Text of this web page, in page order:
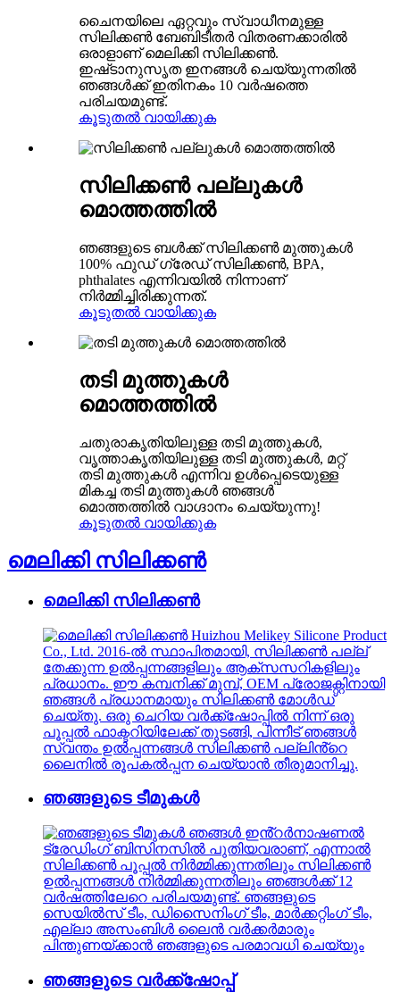
ചൈനയിലെ ഏറ്റവും സ്വാധീനമുള്ള
സിലിക്കൺ ബേബിടീതർ വിതരണക്കാരിൽ
ഒരാളാണ് മെലിക്കി സിലിക്കൺ.
ഇഷ്‌ടാനുസൃത ഇനങ്ങൾ ചെയ്യുന്നതിൽ
ഞങ്ങൾക്ക് ഇതിനകം 10 വർഷത്തെ
പരിചയമുണ്ട്.
കൂടുതൽ വായിക്കുക
സിലിക്കൺ പല്ലുകൾ
മൊത്തത്തിൽ
ഞങ്ങളുടെ ബൾക്ക് സിലിക്കൺ മുത്തുകൾ
100% ഫുഡ് ഗ്രേഡ് സിലിക്കൺ, BPA,
phthalates എന്നിവയിൽ നിന്നാണ്
നിർമ്മിച്ചിരിക്കുന്നത്.
കൂടുതൽ വായിക്കുക
തടി മുത്തുകൾ
മൊത്തത്തിൽ
ചതുരാകൃതിയിലുള്ള തടി മുത്തുകൾ,
വൃത്താകൃതിയിലുള്ള തടി മുത്തുകൾ, മറ്റ്
തടി മുത്തുകൾ എന്നിവ ഉൾപ്പെടെയുള്ള
മികച്ച തടി മുത്തുകൾ ഞങ്ങൾ
മൊത്തത്തിൽ വാഗ്ദാനം ചെയ്യുന്നു!
കൂടുതൽ വായിക്കുക
മെലിക്കി സിലിക്കൺ
മെലിക്കി സിലിക്കൺ
Huizhou Melikey Silicone Product
Co., Ltd. 2016-ൽ സ്ഥാപിതമായി, സിലിക്കൺ പല്ല്
തേക്കുന്ന ഉൽപ്പന്നങ്ങളിലും ആക്സസറികളിലും
പ്രധാനം. ഈ കമ്പനിക്ക് മുമ്പ്, OEM പ്രോജക്റ്റിനായി
ഞങ്ങൾ പ്രധാനമായും സിലിക്കൺ മോൾഡ്
ചെയ്തു. ഒരു ചെറിയ വർക്ക്‌ഷോപ്പിൽ നിന്ന് ഒരു
പൂപ്പൽ ഫാക്ടറിയിലേക്ക് തുടങ്ങി, പിന്നീട് ഞങ്ങൾ
സ്വന്തം ഉൽപ്പന്നങ്ങൾ സിലിക്കൺ പല്ലിൻ്റെ
ലൈനിൽ രൂപകൽപ്പന ചെയ്യാൻ തീരുമാനിച്ചു.
ഞങ്ങളുടെ ടീമുകൾ
ഞങ്ങൾ ഇൻ്റർനാഷണൽ
ട്രേഡിംഗ് ബിസിനസിൽ പുതിയവരാണ്, എന്നാൽ
സിലിക്കൺ പൂപ്പൽ നിർമ്മിക്കുന്നതിലും സിലിക്കൺ
ഉൽപ്പന്നങ്ങൾ നിർമ്മിക്കുന്നതിലും ഞങ്ങൾക്ക് 12
വർഷത്തിലേറെ പരിചയമുണ്ട്. ഞങ്ങളുടെ
സെയിൽസ് ടീം, ഡിസൈനിംഗ് ടീം, മാർക്കറ്റിംഗ് ടീം,
എല്ലാ അസംബിൾ ലൈൻ വർക്കർമാരും
പിന്തുണയ്ക്കാൻ ഞങ്ങളുടെ പരമാവധി ചെയ്യും
ഞങ്ങളുടെ വർക്ക്ഷോപ്പ്